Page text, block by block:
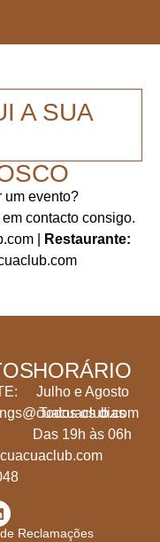
A SUA
um evento?
contacto consigo.
Restaurante:
HORÁRIO
Julho e Agosto
Todos os dias
Das 19h às 06h
Reclamações